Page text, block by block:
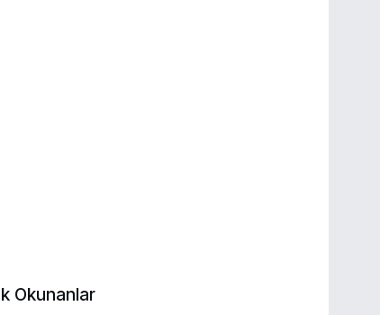
Okunanlar